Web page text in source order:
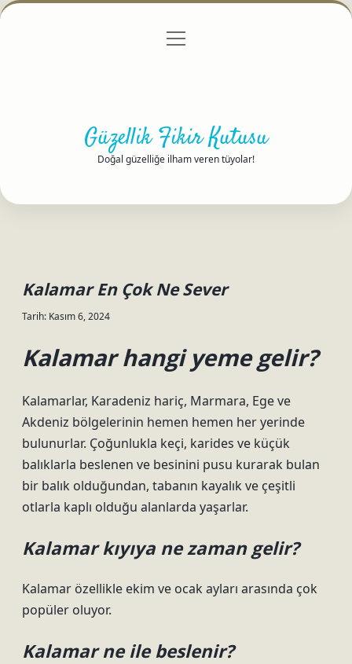
Gizlilik Politikası
menüyü
Güzellik Fikir Kutusu
Doğal güzelliğe ilham veren tüyolar!
Kalamar En Çok Ne Sever
Tarih: Kasım 6, 2024
Kalamar hangi yeme gelir?
Kalamarlar, Karadeniz hariç, Marmara, Ege ve
Akdeniz bölgelerinin hemen hemen her yerinde
bulunurlar. Çoğunlukla keçi, karides ve küçük
balıklarla beslenen ve besinini pusu kurarak bulan
bir balık olduğundan, tabanın kayalık ve çeşitli
otlarla kaplı olduğu alanlarda yaşarlar.
Kalamar kıyıya ne zaman gelir?
Kalamar özellikle ekim ve ocak ayları arasında çok
popüler oluyor.
Kalamar ne ile beslenir?